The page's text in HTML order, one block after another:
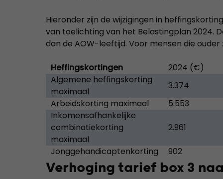
Hieronder zijn de wijzigingen in
van toelichting van het Belastingplan 2024.
dan de AOW-leeftijd. Voor mensen die
Heffingskortingen 2024 (€)
Algemene heffingskorting
maximaal
3.374
Arbeidskorting maximaal
5.553
Inkomensafhankelijke
combinatiekorting
maximaal
2.961
Jonggehandicaptenkorting 902
Verhoging tarief box 3